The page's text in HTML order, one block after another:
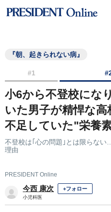
『朝、起きられない病』
#1
小6から不登校にな
いた男子が精悍な
不足していた"栄養
不登校は｢心の問題｣とは限らな
理由
PRESIDENT Online
今西 康次 +フォロー
小児科医